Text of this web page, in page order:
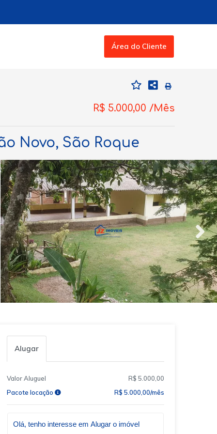
Área do Cliente
R$ 5.000,00 /Mês
Novo, São Roque
Alugar
Valor Aluguel
R$ 5.000,00
Pacote locação
R$ 5.000,00/mês